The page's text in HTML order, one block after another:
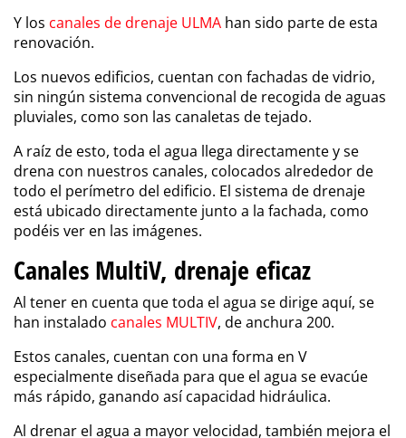
Y los canales de drenaje ULMA han sido parte de esta
renovación.
Los nuevos edificios, cuentan con fachadas de vidrio,
sin ningún sistema convencional de recogida de aguas
pluviales, como son las canaletas de tejado.
A raíz de esto, toda el agua llega directamente y se
drena con nuestros canales, colocados alrededor de
todo el perímetro del edificio. El sistema de drenaje
está ubicado directamente junto a la fachada, como
podéis ver en las imágenes.
Canales MultiV, drenaje eficaz
Al tener en cuenta que toda el agua se dirige aquí, se
han instalado canales MULTIV, de anchura 200.
Estos canales, cuentan con una forma en V
especialmente diseñada para que el agua se evacúe
más rápido, ganando así capacidad hidráulica.
Al drenar el agua a mayor velocidad, también mejora el